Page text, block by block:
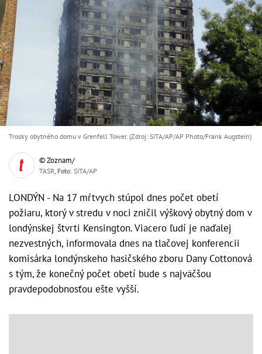
Trosky obytného domu v Grenfell Tower. (Zdroj: SITA/AP/AP Photo/Frank Augstein)
© Zoznam/
TASR, Foto: SITA/AP
LONDÝN - Na 17 mŕtvych stúpol dnes počet obetí
požiaru, ktorý v stredu v noci zničil výškový obytný dom v
londýnskej štvrti Kensington. Viacero ľudí je naďalej
nezvestných, informovala dnes na tlačovej konferencii
komisárka londýnskeho hasičského zboru Dany Cottonová
s tým, že konečný počet obetí bude s najväčšou
pravdepodobnosťou ešte vyšší.